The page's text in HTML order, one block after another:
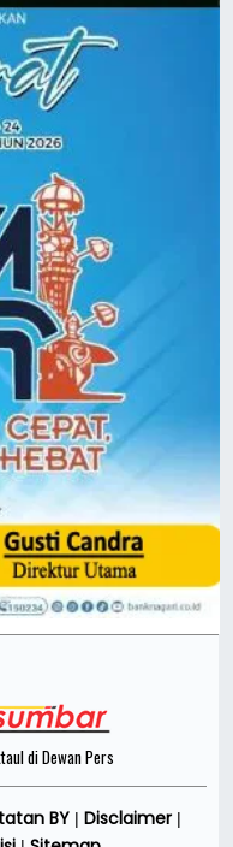
di Dewan Pers
BY| Disclaimer|